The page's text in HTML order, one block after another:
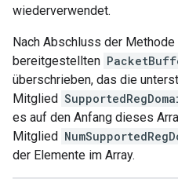
wiederverwendet.
Nach Abschluss der
bereitgestellten
überschrieben, das die
Mitglied
es auf den Anfang dieses
Mitglied
der Elemente im Array.